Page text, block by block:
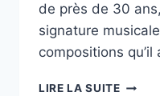
de près de 30
signature
compositions
LIRE LA SUITEKÒN